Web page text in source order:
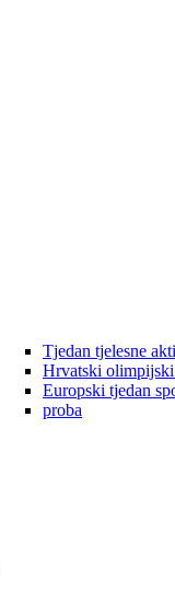
Tjedan tjelesne
Hrvatski
Europski tjedan
proba